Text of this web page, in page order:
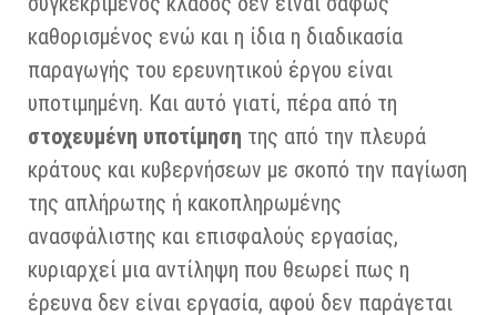
καθορισμένος ενώ και η ίδια η διαδικασία
παραγωγής του ερευνητικού έργου είναι
υποτιμημένη. Και αυτό γιατί, πέρα από τη
στοχευμένη υποτίμηση της από την πλευρά
κράτους και κυβερνήσεων με σκοπό την παγίωση
της απλήρωτης ή κακοπληρωμένης
ανασφάλιστης και επισφαλούς εργασίας,
κυριαρχεί μια αντίληψη που θεωρεί πως η
έρευνα δεν είναι εργασία, αφού δεν παράγεται